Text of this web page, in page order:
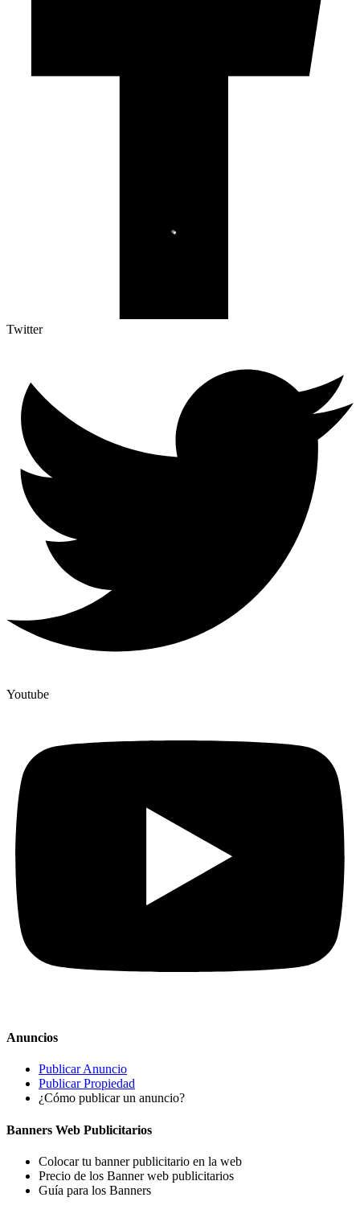
Twitter
Youtube
Anuncios
Publicar Anuncio
Publicar Propiedad
¿Cómo publicar un anuncio?
Banners Web Publicitarios
Colocar tu banner publicitario en la web
Precio de los Banner web publicitarios
Guía para los Banners